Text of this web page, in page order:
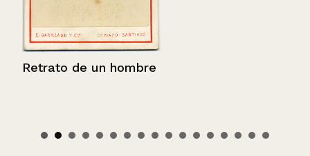
Retrato de un hombre